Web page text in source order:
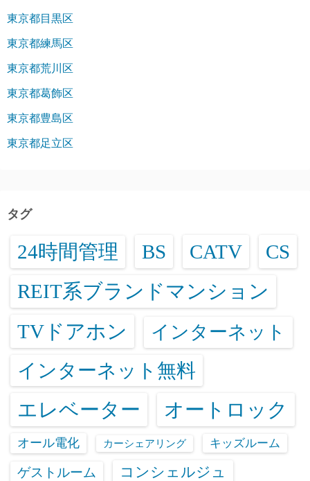
東京都目黒区
東京都練馬区
東京都荒川区
東京都葛飾区
東京都豊島区
東京都足立区
タグ
24時間管理 BS CATV CS
REIT系ブランドマンション
TVドアホン インターネット
インターネット無料
エレベーター オートロック
オール電化 カーシェアリング キッズルーム
ゲストルーム コンシェルジュ